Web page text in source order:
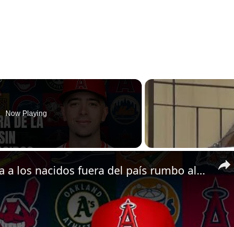
Now Playing
Cuba espera la visa, pero deja fuera a los nacidos fuera del país rumbo al Clásico